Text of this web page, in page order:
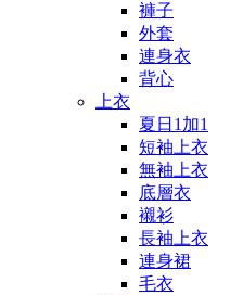
褲子
外套
連身衣
背心
上衣
夏日1加1
短袖上衣
無袖上衣
底層衣
襯衫
長袖上衣
連身裙
毛衣